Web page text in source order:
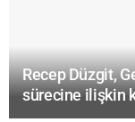
Recep Düzgit,
sürecine ilişkin